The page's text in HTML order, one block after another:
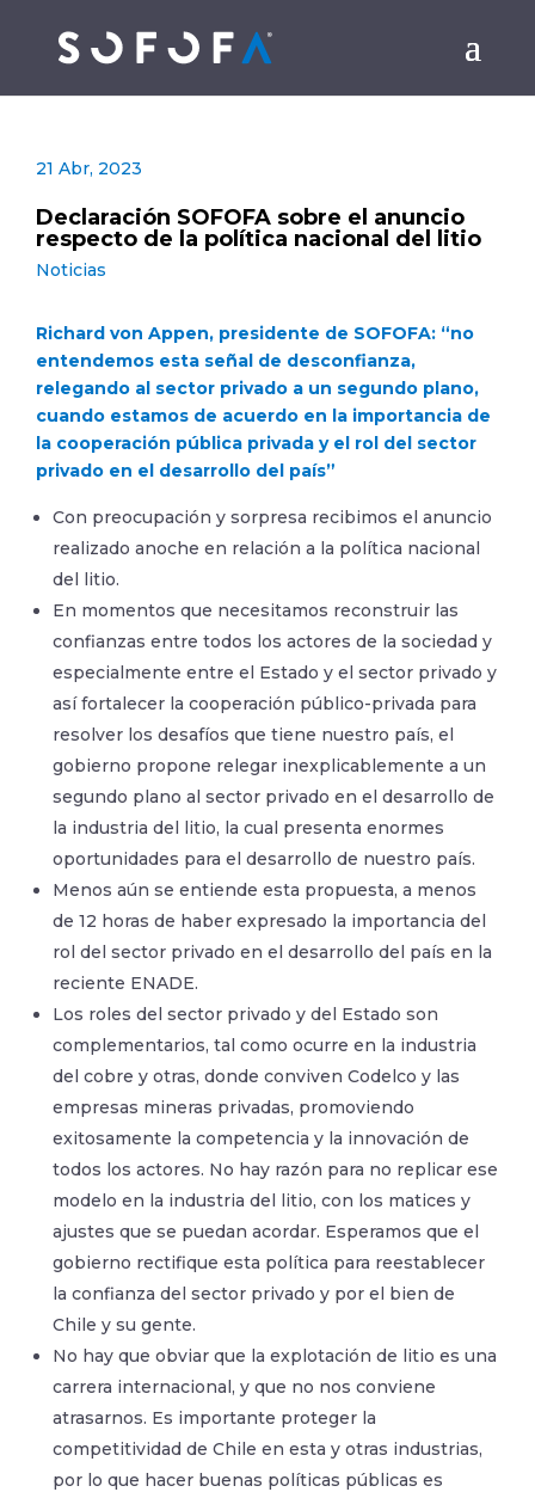
21 Abr, 2023
Declaración SOFOFA sobre el anuncio
respecto de la política nacional del litio
Noticias
Richard von Appen, presidente de SOFOFA: “no
entendemos esta señal de desconfianza,
relegando al sector privado a un segundo plano,
cuando estamos de acuerdo en la importancia de
la cooperación pública privada y el rol del sector
privado en el desarrollo del país”
Con preocupación y sorpresa recibimos el anuncio
realizado anoche en relación a la política nacional
del litio.
En momentos que necesitamos reconstruir las
confianzas entre todos los actores de la sociedad y
especialmente entre el Estado y el sector privado y
así fortalecer la cooperación público-privada para
resolver los desafíos que tiene nuestro país, el
gobierno propone relegar inexplicablemente a un
segundo plano al sector privado en el desarrollo de
la industria del litio, la cual presenta enormes
oportunidades para el desarrollo de nuestro país.
Menos aún se entiende esta propuesta, a menos
de 12 horas de haber expresado la importancia del
rol del sector privado en el desarrollo del país en la
reciente ENADE.
Los roles del sector privado y del Estado son
complementarios, tal como ocurre en la industria
del cobre y otras, donde conviven Codelco y las
empresas mineras privadas, promoviendo
exitosamente la competencia y la innovación de
todos los actores. No hay razón para no replicar ese
modelo en la industria del litio, con los matices y
ajustes que se puedan acordar. Esperamos que el
gobierno rectifique esta política para reestablecer
la confianza del sector privado y por el bien de
Chile y su gente.
No hay que obviar que la explotación de litio es una
carrera internacional, y que no nos conviene
atrasarnos. Es importante proteger la
competitividad de Chile en esta y otras industrias,
por lo que hacer buenas políticas públicas es